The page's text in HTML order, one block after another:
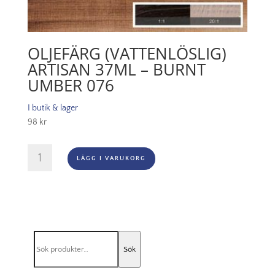
OLJEFÄRG (VATTENLÖSLIG)
ARTISAN 37ML – BURNT
UMBER 076
I butik & lager
98 kr
(vattenlöslig)
umber
076
LÄGG I VARUKORG
efter:
Sök